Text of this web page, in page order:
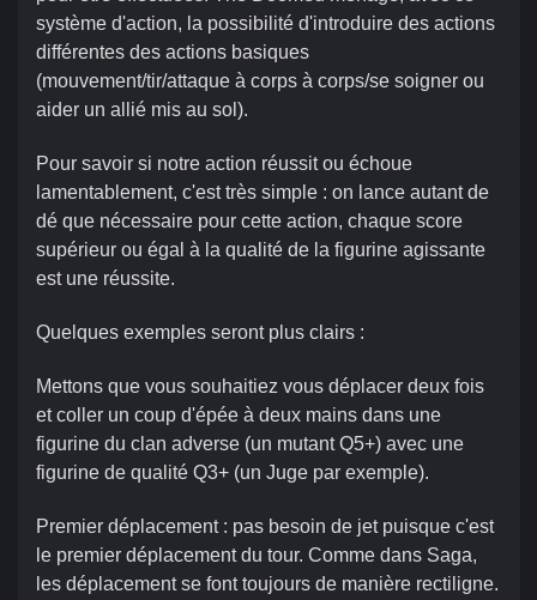
système d'action, la possibilité d'introduire des actions
différentes des actions basiques
(mouvement/tir/attaque à corps à corps/se soigner ou
aider un allié mis au sol).
Pour savoir si notre action réussit ou échoue
lamentablement, c'est très simple : on lance autant de
dé que nécessaire pour cette action, chaque score
supérieur ou égal à la qualité de la figurine agissante
est une réussite.
Quelques exemples seront plus clairs :
Mettons que vous souhaitiez vous déplacer deux fois
et coller un coup d'épée à deux mains dans une
figurine du clan adverse (un mutant Q5+) avec une
figurine de qualité Q3+ (un Juge par exemple).
Premier déplacement : pas besoin de jet puisque c'est
le premier déplacement du tour. Comme dans Saga,
les déplacement se font toujours de manière rectiligne.